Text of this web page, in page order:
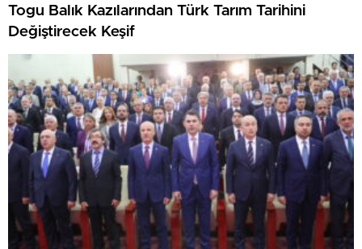
Togu Balık Kazılarından Türk Tarım Tarihini
Değiştirecek Keşif